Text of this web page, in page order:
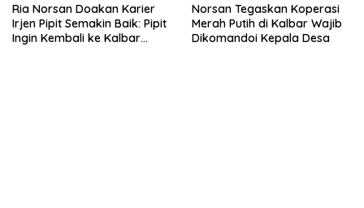
Ria Norsan Doakan Karier
Irjen Pipit Semakin Baik: Pipit
Ingin Kembali ke Kalbar
Norsan Tegaskan Koperasi
Merah Putih di Kalbar Wajib
Dikomandoi Kepala Desa